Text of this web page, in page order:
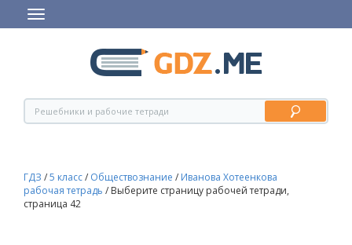
ГДЗ /5 класс/ Обществознание / Иванова Хотеенкова
рабочая тетрадь / Выберите страницу рабочей тетради,
страница 42